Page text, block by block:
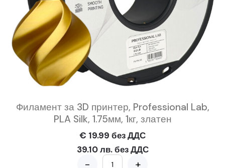
Филамент за 3D принтер, Professional Lab,
PLA Silk, 1.75мм, 1кг, златен
€ 19.99 без ДДС
39.10 лв. без ДДС
- +